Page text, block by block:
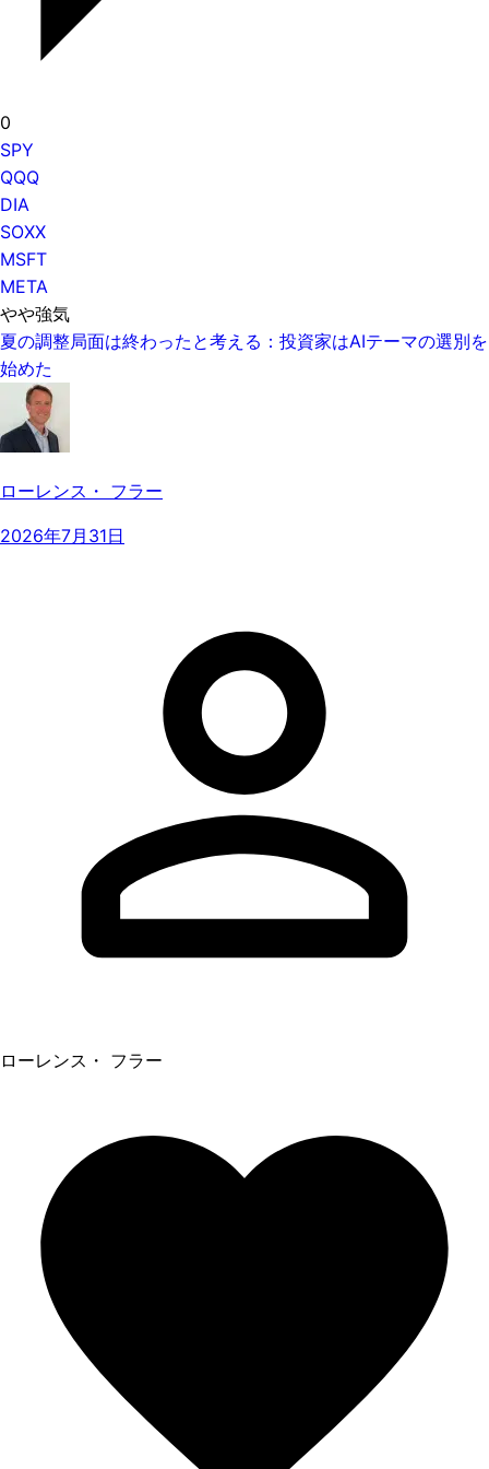
0
SPY
QQQ
DIA
SOXX
MSFT
META
やや強気
夏の調整局面は終わったと考える：投資家はAIテーマの選別を
始めた
ローレンス・ フラー
2026年7月31日
ローレンス・ フラー